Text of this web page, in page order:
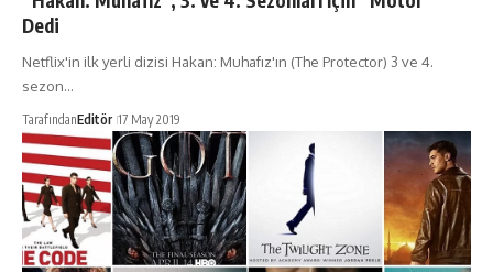
Dedi
Netflix'in ilk yerli dizisi Hakan: Muhafız'ın (The Protector) 3 ve 4.
sezon…
TarafındanEditör 17 May 2019